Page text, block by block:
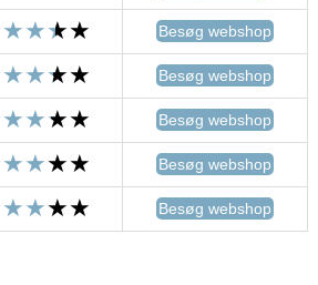
Besøg webshop
Besøg webshop
Besøg webshop
Besøg webshop
Besøg webshop